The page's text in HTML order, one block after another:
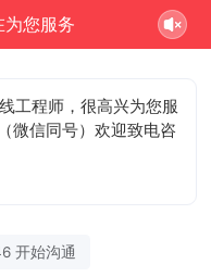
您服务
工程师，很高兴为您服
微信同号）欢迎致电咨
开始沟通